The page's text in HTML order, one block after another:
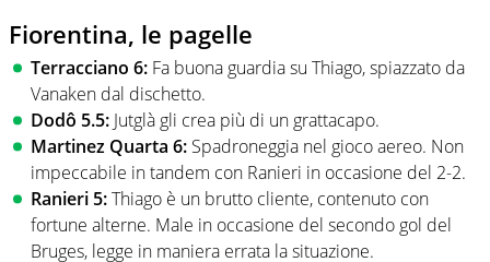
Fiorentina, le pagelle
Terracciano 6: Fa buona guardia su Thiago, spiazzato da
Vanaken dal dischetto.
Dodô 5.5: Jutglà gli crea più di un grattacapo.
Martinez Quarta 6: Spadroneggia nel gioco aereo. Non
impeccabile in tandem con Ranieri in occasione del 2-2.
Ranieri 5:Thiago è un brutto cliente, contenuto con
fortune alterne. Male in occasione del secondo gol del
Bruges, legge in maniera errata la situazione.